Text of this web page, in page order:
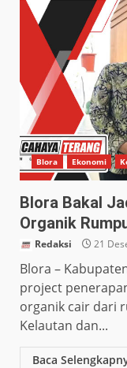
Blora Ekonomi
Blora Bakal
Organik
Redaksi 21
Blora –
project
organik cair dari
Kelautan dan...
Baca